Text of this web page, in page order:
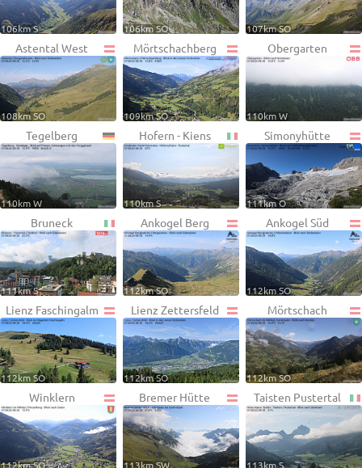
106km S 106km SO 107km SO
Astental West
108km SO
Mörtschachberg
109km SO
Obergarten
110km W
Tegelberg
110km W
Hofern - Kiens
110km S
Simonyhütte
111km O
Bruneck
111km S
Ankogel Berg
112km SO
Ankogel Süd
112km SO
Lienz Faschingalm
112km SO
Lienz Zettersfeld
112km SO
Mörtschach
112km SO
Winklern
112km SO
Bremer Hütte
113km SW
Taisten Pustertal
113km S